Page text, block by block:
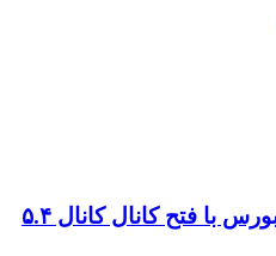
*رکوردشکنی تاریخی بورس با فتح کانال کانال ۵.۴